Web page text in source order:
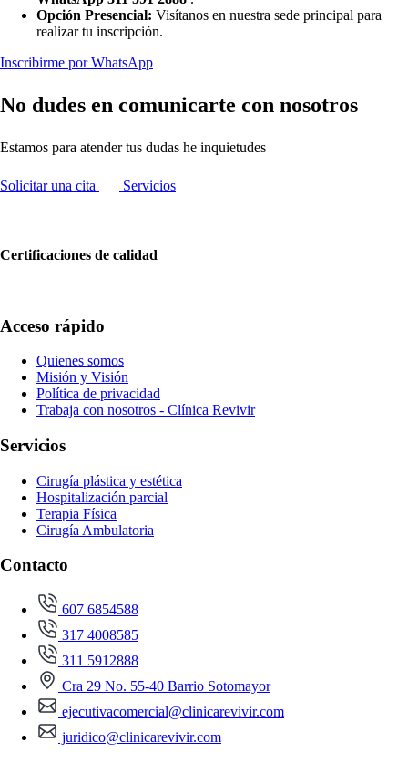
Opción Presencial: Visítanos en nuestra sede principal para
realizar tu inscripción.
Inscribirme por WhatsApp
No dudes en comunicarte con nosotros
Estamos para atender tus dudas he inquietudes
Solicitar una cita Servicios
Certificaciones de calidad
Acceso rápido
Quienes somos
Misión y Visión
Política de privacidad
Trabaja con nosotros - Clínica Revivir
Servicios
Cirugía plástica y estética
Hospitalización parcial
Terapia Física
Cirugía Ambulatoria
Contacto
607 6854588
317 4008585
311 5912888
Cra 29 No. 55-40 Barrio Sotomayor
ejecutivacomercial@clinicarevivir.com
juridico@clinicarevivir.com